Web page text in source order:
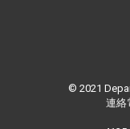
© 2021
連絡